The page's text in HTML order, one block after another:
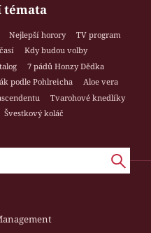
témata
Nejlepší horory
TV program
Kdy budou volby
7 pádů Honzy Dědka
podle Pohlreicha
Aloe vera
Tvarohové knedlíky
Švestkový koláč